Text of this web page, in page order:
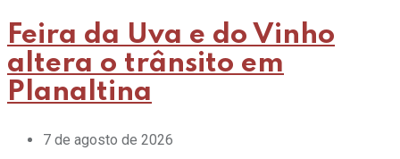
Feira da Uva e do Vinho
altera o trânsito em
Planaltina
7 de agosto de 2026